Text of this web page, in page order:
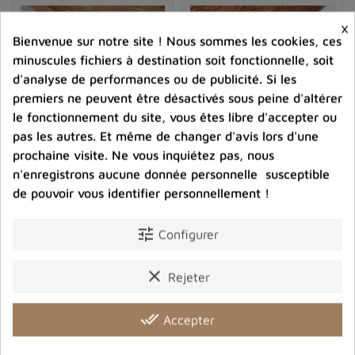
précieuses. Veillez à choisir une pierre de qualité, dont
harmonieux.
Il est également possible de trouver de l'agate mousse
sous forme de bijoux, comme des colliers, bracelets ou
pendentifs. Ces derniers vous permettront de profiter
des vertus de cette pierre tout en apportant une touche
d'élégance et d'originalité à votre tenue.
La composition de l'agate mousse
même composée majoritairement de dioxyde de silicium
microcristalline, c'est-à-dire que ses cristaux sont trop
l'agate mousse proviennent des différents oxydes
métalliques qui se sont incorporés lors de sa formation,
Pendentif Agate mousse du
Texas triangulaire
Vendu
Boucles d'oreilles triangle
en Agate mousse
×
Bienvenue sur notre site ! Nous sommes les cookies, ces
minuscules fichiers à destination soit fonctionnelle, soit
d'analyse de performances ou de publicité. Si les
premiers ne peuvent être désactivés sous peine d'altérer
le fonctionnement du site, vous êtes libre d'accepter ou
pas les autres. Et même de changer d'avis lors d'une
prochaine visite. Ne vous inquiétez pas, nous
n'enregistrons aucune donnée personnelle susceptible
de pouvoir vous identifier personnellement !
tune Configurer
clear Rejeter
done_all Accepter